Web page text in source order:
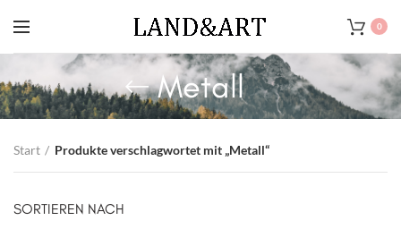
0
Metall
Start Produkte verschlagwortet mit „Metall“
SORTIEREN NACH